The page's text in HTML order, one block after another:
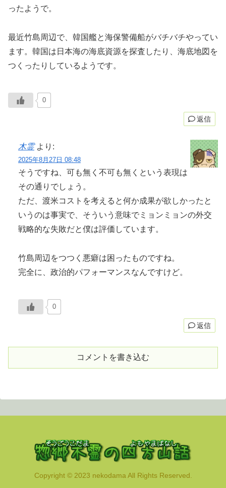
ったようで。
最近竹島周辺で、韓国艦と海保警備船がバチバチやってい
ます。韓国は日本海の海底資源を探査したり、海底地図を
つくったりしているようです。
0
返信
木霊 より:
2025年8月27日 08:48
そうですね、可も無く不可も無くという表現は
その通りでしょう。
ただ、渡米コストを考えると何か成果が欲しかったと
いうのは事実で、そういう意味でミョンミョンの外交
戦略的な失敗だと僕は評価しています。
竹島周辺をつつく悪癖は困ったものですね。
完全に、政治的パフォーマンスなんですけど。
0
返信
コメントを書き込む
Copyright © 2023 nekodama All Rights Reserved.